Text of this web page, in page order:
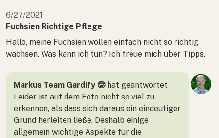
6/27/2021
Fuchsien Richtige Pflege
Hallo, meine Fuchsien wollen einfach nicht so richtig
wachsen. Was kann ich tun? Ich freue mich über Tipps.
Markus Team Gardify 🤓hat geantwortet
Leider ist auf dem Foto nicht so viel zu
erkennen, als dass sich daraus ein eindeutiger
Grund herleiten ließe. Deshalb einige
allgemein wichtige Aspekte für die